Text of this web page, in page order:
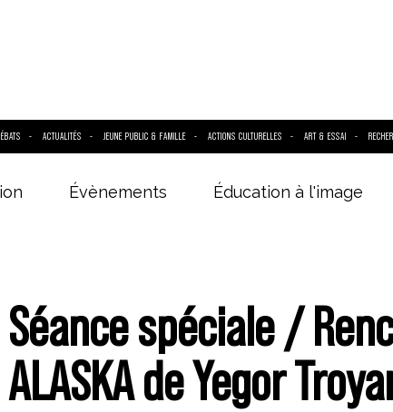
ACTUALITÉS JEUNE PUBLIC & FAMILLE ACTIONS CULTURELLES ART & ESSAI
Évènements Éducation à l'image
Séance spéciale /
ALASKA de Yegor